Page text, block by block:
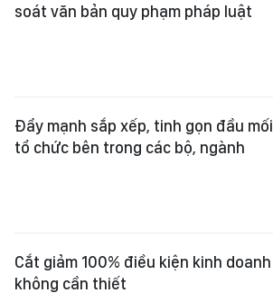
soát văn bản quy phạm pháp luật
Đẩy mạnh sắp xếp, tinh gọn đầu mối
tổ chức bên trong các bộ, ngành
Cắt giảm 100% điều kiện kinh doanh
không cần thiết